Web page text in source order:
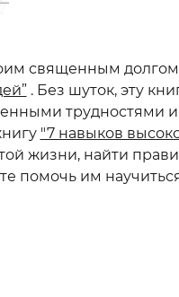
священным
. Без шуток, эту
трудностями и
"7 навыков
жизни, найти
помочь им